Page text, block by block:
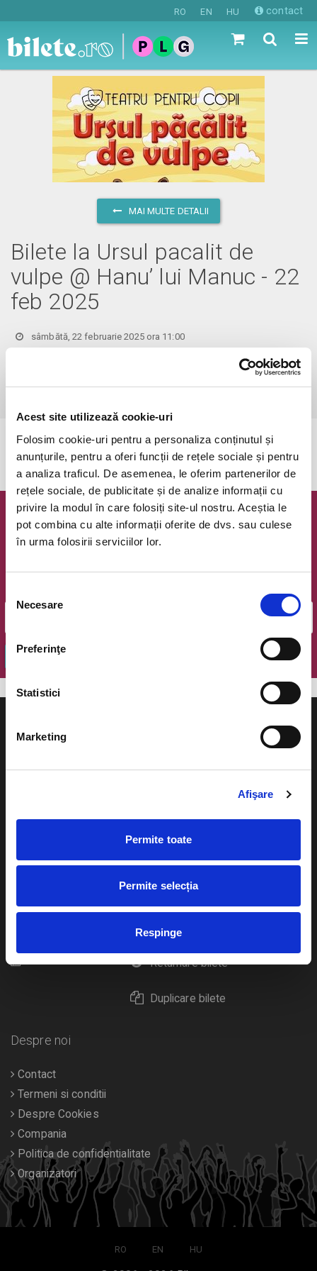
Acest site utilizează cookie-uri
Folosim cookie-uri pentru a personaliza conținutul și
anunțurile, pentru a oferi funcții de rețele sociale și pentru
a analiza traficul. De asemenea, le oferim partenerilor de
rețele sociale, de publicitate și de analize informații cu
privire la modul în care folosiți site-ul nostru. Aceștia le
pot combina cu alte informații oferite de dvs. sau culese
în urma folosirii serviciilor lor.
consimțământului
Necesare
Preferinţe
Statistici
Marketing
Afişare
Permite toate
Permite selecția
Respinge
RO EN HU contact
MAI MULTE DETALII
Bilete la Ursul pacalit de
vulpe @ Hanu’ lui Manuc - 22
feb 2025
sâmbătă, 22 februarie 2025 ora 11:00
Evenimentul a expirat.
Newsletter @ Bilete.ro
OK
Cum comand bilete?
eBilet printat acasa
Livrare prin curier
Returnare bilete
Duplicare bilete
Cultura
Calendar
Despre noi
Contact
Termeni si conditii
Despre Cookies
Compania
Politica de confidentialitate
Organizatori
RO EN HU